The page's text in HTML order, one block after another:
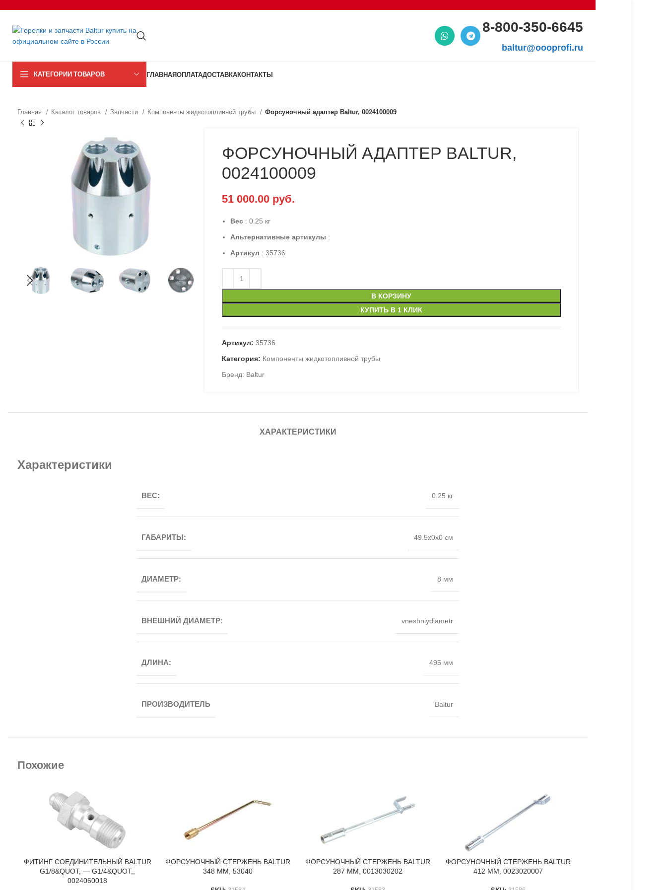
8-800-350-6645
baltur@oooprofi.ru
КАТЕГОРИИ ТОВАРОВ ГЛАВНАЯОПЛАТАДОСТАВКАКОНТАКТЫ
Главная Каталог товаров Запчасти Компоненты жидкотопливной трубы Форсуночный адаптер Baltur, 0024100009
ФОРСУНОЧНЫЙ АДАПТЕР BALTUR,
0024100009
51 000.00 руб.
Вес: 0.25 кг
Альтернативные артикулы :
Артикул : 35736
В КОРЗИНУ
КУПИТЬ В 1 КЛИК
Артикул: 35736
Категория: Компоненты жидкотопливной трубы
Бренд: Baltur
ХАРАКТЕРИСТИКИ
Характеристики
ВЕС: 0.25 кг
ГАБАРИТЫ: 49.5x0x0 см
ДИАМЕТР: 8 мм
ВНЕШНИЙ ДИАМЕТР: vneshniydiametr
ДЛИНА: 495 мм
ПРОИЗВОДИТЕЛЬ Baltur
Похожие
В КОРЗИНУ
ФИТИНГ СОЕДИНИТЕЛЬНЫЙ BALTUR
G1/8&QUOT, — G1/4&QUOT,,
0024060018
В КОРЗИНУ
ФОРСУНОЧНЫЙ СТЕРЖЕНЬ BALTUR
348 ММ, 53040
В КОРЗИНУ
ФОРСУНОЧНЫЙ СТЕРЖЕНЬ BALTUR
287 ММ, 0013030202
В КОРЗИНУ
ФОРСУНОЧНЫЙ СТЕРЖЕНЬ BALTUR
412 ММ, 0023020007